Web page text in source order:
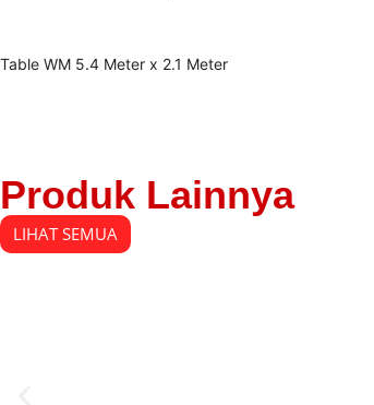
Table WM 5.4 Meter x 2.1 Meter
Produk Lainnya
LIHAT SEMUA